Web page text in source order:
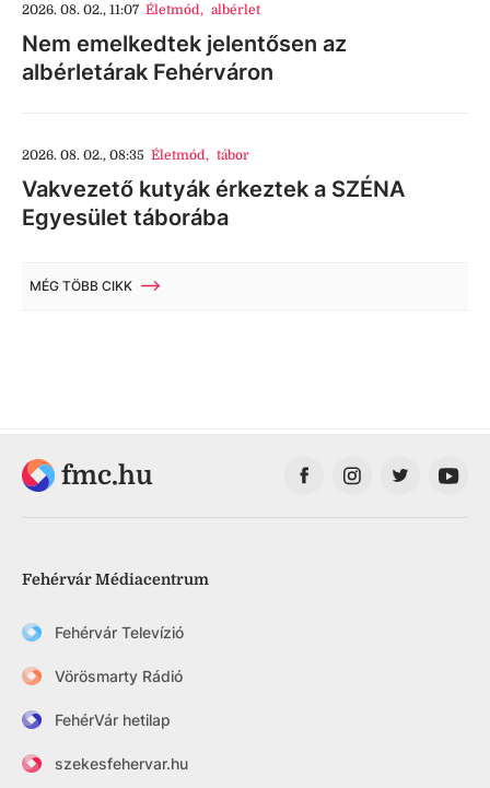
2026. 08. 02., 11:07 Életmód, albérlet
Nem emelkedtek jelentősen az
albérletárak Fehérváron
2026. 08. 02., 08:35 Életmód, tábor
Vakvezető kutyák érkeztek a SZÉNA
Egyesület táborába
MÉG TÖBB CIKK
fmc.hu
Fehérvár Médiacentrum
Fehérvár Televízió
Vörösmarty Rádió
FehérVár hetilap
szekesfehervar.hu